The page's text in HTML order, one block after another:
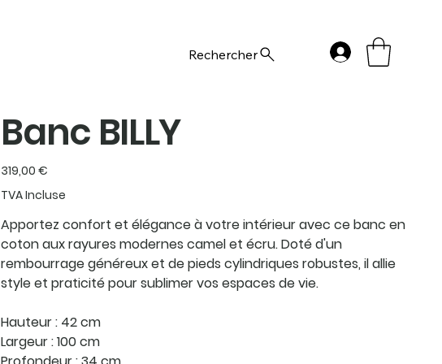
Rechercher
Banc BILLY
Prix
319,00 €
TVA Incluse
Apportez confort et élégance à votre intérieur avec ce banc en
coton aux rayures modernes camel et écru. Doté d'un
rembourrage généreux et de pieds cylindriques robustes, il allie
style et praticité pour sublimer vos espaces de vie.
Hauteur : 42 cm
Largeur : 100 cm